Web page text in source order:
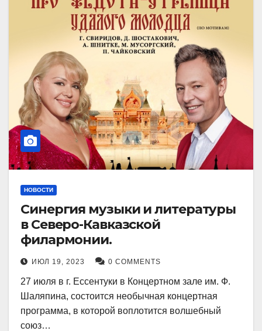
НОВОСТИ
Синергия музыки и литературы
в Северо-Кавказской
филармонии.
ИЮЛ 19, 2023 0 COMMENTS
27 июля в г. Ессентуки в Концертном зале им. Ф.
Шаляпина, состоится необычная концертная
программа, в которой воплотится волшебный
союз…